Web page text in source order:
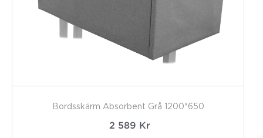
Bordsskärm Absorbent Grå 1200*650
2 589 Kr